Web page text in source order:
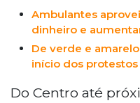
Ambulantes
dinheiro e
De verde e
início dos protestos
Do Centro até